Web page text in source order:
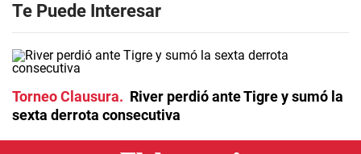
Te Puede Interesar
Torneo Clausura
River perdió ante Tigre y sumó la
sexta derrota consecutiva